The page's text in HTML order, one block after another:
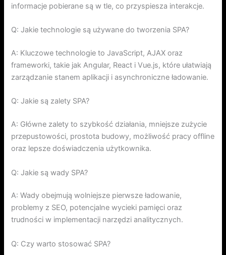
informacje pobierane są w tle, co przyspiesza interakcje.
Q: Jakie technologie są używane do tworzenia SPA?
A: Kluczowe technologie to JavaScript, AJAX oraz
frameworki, takie jak Angular, React i Vue.js, które ułatwiają
zarządzanie stanem aplikacji i asynchroniczne ładowanie.
Q: Jakie są zalety SPA?
A: Główne zalety to szybkość działania, mniejsze zużycie
przepustowości, prostota budowy, możliwość pracy offline
oraz lepsze doświadczenia użytkownika.
Q: Jakie są wady SPA?
A: Wady obejmują wolniejsze pierwsze ładowanie,
problemy z SEO, potencjalne wycieki pamięci oraz
trudności w implementacji narzędzi analitycznych.
Q: Czy warto stosować SPA?